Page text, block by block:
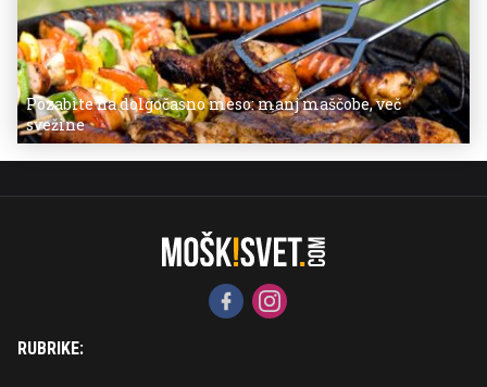
Pozabite na dolgočasno meso: manj maščobe, več
svežine
RUBRIKE: